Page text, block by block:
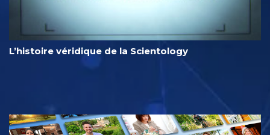
L’histoire véridique de la Scientology